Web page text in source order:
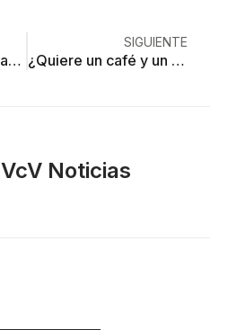
Tierra Caliente: el bastión de la narcominería
SIGUIENTE
¿Quiere un café y un burrito?
VcV Noticias